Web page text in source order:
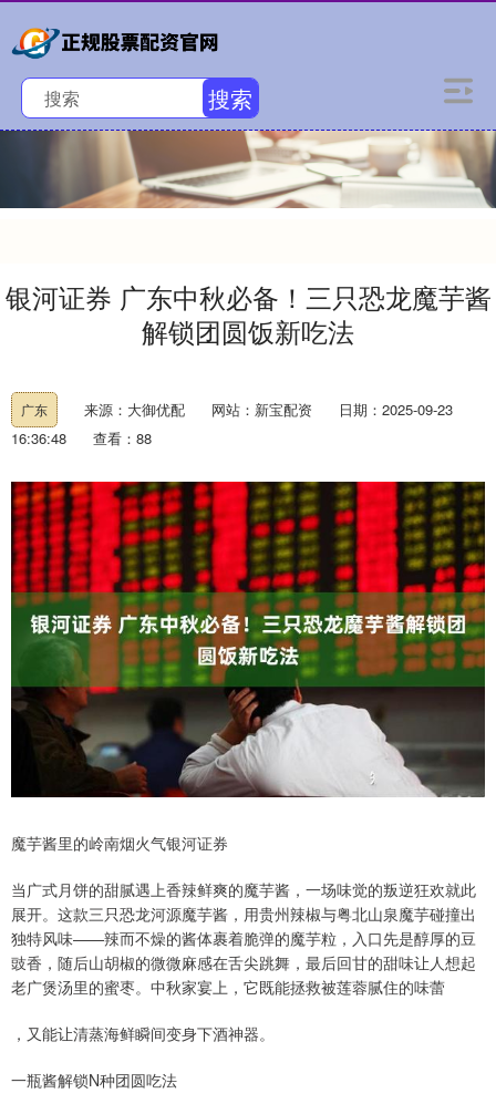
搜索
银河证券 广东中秋必备！三只恐龙魔芋酱
解锁团圆饭新吃法
广东 来源：大御优配 网站：新宝配资
日期：2025-09-23
16:36:48
查看：88
魔芋酱里的岭南烟火气银河证券
当广式月饼的甜腻遇上香辣鲜爽的魔芋酱，一场味觉的叛逆狂欢就此
展开。这款三只恐龙河源魔芋酱，用贵州辣椒与粤北山泉魔芋碰撞出
独特风味——辣而不燥的酱体裹着脆弹的魔芋粒，入口先是醇厚的豆
豉香，随后山胡椒的微微麻感在舌尖跳舞，最后回甘的甜味让人想起
老广煲汤里的蜜枣。中秋家宴上，它既能拯救被莲蓉腻住的味蕾
，又能让清蒸海鲜瞬间变身下酒神器。
一瓶酱解锁N种团圆吃法